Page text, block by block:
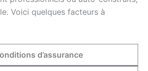
Voici quelques facteurs à
d’assurance